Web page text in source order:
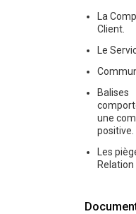
La
Client.
Le
Balises
une
positive.
Les
Relation